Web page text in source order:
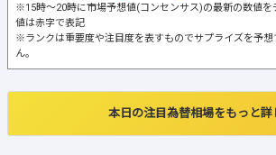
※15時～20時に市場予想値(コンセンサス)の最新の数値を
値は赤字で表記
※ランクは重要度や注目度を表すものでサプライズを予想
ん。
本日の注目為替相場をもっと詳